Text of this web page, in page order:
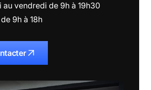
au vendredi de 9h à 19h30
9h à 18h